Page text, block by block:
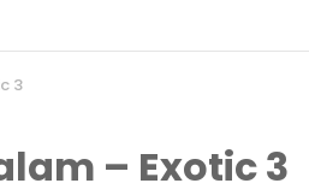
3
– Exotic 3